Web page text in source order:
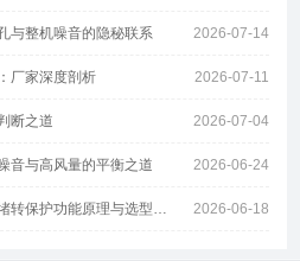
2026-07-14
与整机噪音的隐秘联系
2026-07-11
厂家深度剖析
2026-07-04
断之道
2026-06-24
音与高风量的平衡之道
2026-06-18
散热风扇选型：软启动功能与堵转保护功能原理与选型指南